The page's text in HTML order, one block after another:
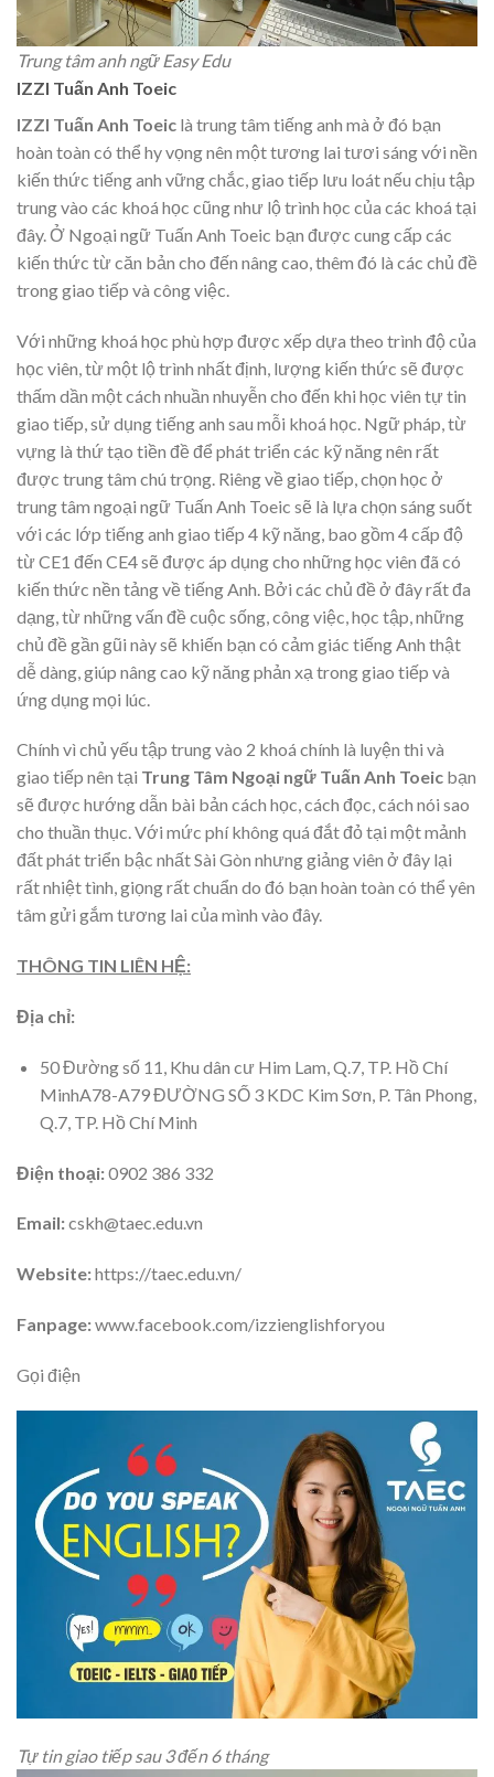
Trung tâm anh ngữ Easy Edu
IZZI Tuấn Anh Toeic
IZZI Tuấn Anh Toeic là trung tâm tiếng anh mà ở đó bạn
hoàn toàn có thể hy vọng nên một tương lai tươi sáng với nền
kiến thức tiếng anh vững chắc, giao tiếp lưu loát nếu chịu tập
trung vào các khoá học cũng như lộ trình học của các khoá tại
đây. Ở Ngoại ngữ Tuấn Anh Toeic bạn được cung cấp các
kiến thức từ căn bản cho đến nâng cao, thêm đó là các chủ đề
trong giao tiếp và công việc.
Với những khoá học phù hợp được xếp dựa theo trình độ của
học viên, từ một lộ trình nhất định, lượng kiến thức sẽ được
thấm dần một cách nhuần nhuyễn cho đến khi học viên tự tin
giao tiếp, sử dụng tiếng anh sau mỗi khoá học. Ngữ pháp, từ
vựng là thứ tạo tiền đề để phát triển các kỹ năng nên rất
được trung tâm chú trọng. Riêng về giao tiếp, chọn học ở
trung tâm ngoại ngữ Tuấn Anh Toeic sẽ là lựa chọn sáng suốt
với các lớp tiếng anh giao tiếp 4 kỹ năng, bao gồm 4 cấp độ
từ CE1 đến CE4 sẽ được áp dụng cho những học viên đã có
kiến thức nền tảng về tiếng Anh. Bởi các chủ đề ở đây rất đa
dạng, từ những vấn đề cuộc sống, công việc, học tập, những
chủ đề gần gũi này sẽ khiến bạn có cảm giác tiếng Anh thật
dễ dàng, giúp nâng cao kỹ năng phản xạ trong giao tiếp và
ứng dụng mọi lúc.
Chính vì chủ yếu tập trung vào 2 khoá chính là luyện thi và
giao tiếp nên tại Trung Tâm Ngoại ngữ Tuấn Anh Toeic bạn
sẽ được hướng dẫn bài bản cách học, cách đọc, cách nói sao
cho thuần thục. Với mức phí không quá đắt đỏ tại một mảnh
đất phát triển bậc nhất Sài Gòn nhưng giảng viên ở đây lại
rất nhiệt tình, giọng rất chuẩn do đó bạn hoàn toàn có thể yên
tâm gửi gắm tương lai của mình vào đây.
THÔNG TIN LIÊN HỆ:
Địa chỉ:
50 Đường số 11, Khu dân cư Him Lam, Q.7, TP. Hồ Chí
MinhA78-A79 ĐƯỜNG SỐ 3 KDC Kim Sơn, P. Tân Phong,
Q.7, TP. Hồ Chí Minh
Điện thoại:0902 386 332
Email:cskh@taec.edu.vn
Website:https://taec.edu.vn/
Fanpage:www.facebook.com/izzienglishforyou
Gọi điện
Tự tin giao tiếp sau 3 đến 6 tháng